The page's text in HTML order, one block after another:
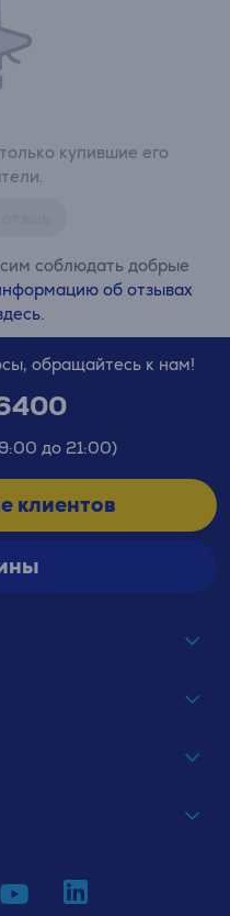
купившие его
соблюдать добрые
об отзывах
обращайтесь к нам!
до 21:00)
клиентов